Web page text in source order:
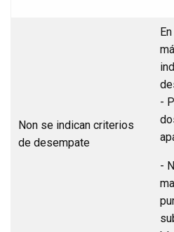
Non se indican criterios
de desempate
-
-